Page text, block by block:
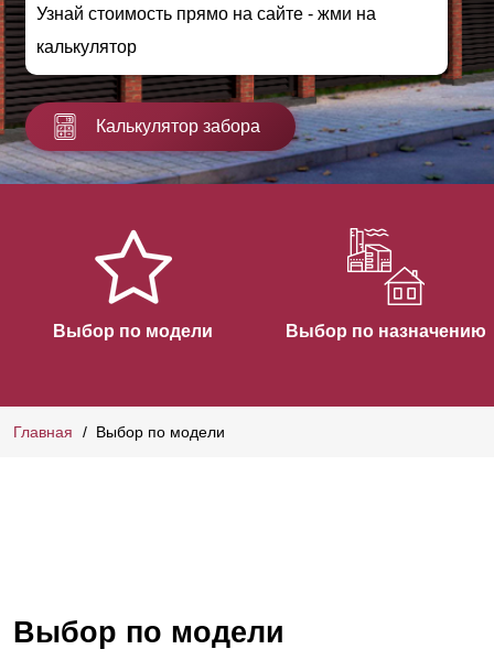
Узнай стоимость прямо на сайте - жми на
калькулятор
Калькулятор забора
Выбор по модели Выбор по назначению
Главная Выбор по модели
Выбор по модели